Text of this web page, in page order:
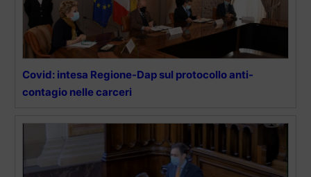
Covid: intesa Regione-Dap sul protocollo anti-
contagio nelle carceri